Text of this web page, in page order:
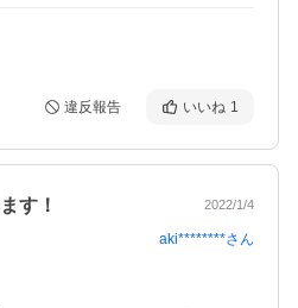
違反報告 いいね 1
す！ 2022/1/4
aki********さん